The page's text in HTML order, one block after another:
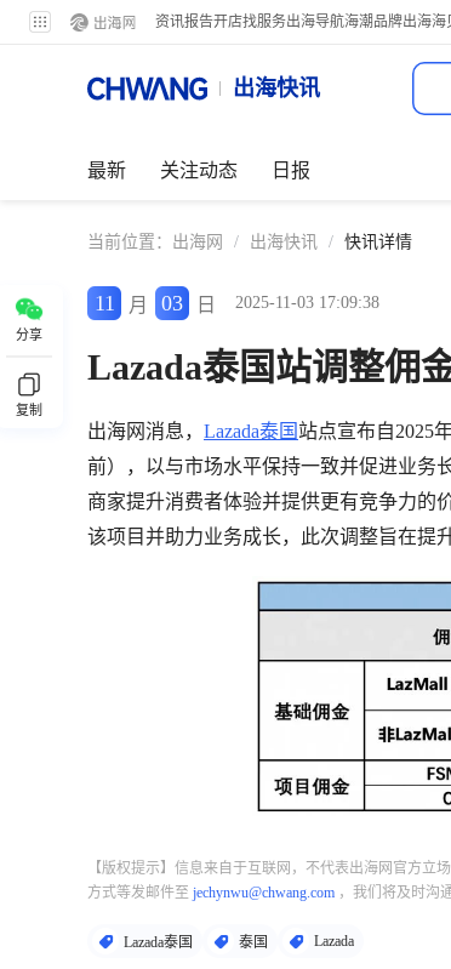
资讯报告开店找服务出海导航海潮品牌出海海
出海快讯
最新 关注动态 日报
当前位置： 出海网 / 出海快讯 / 快讯详情
分享
复制
11 月 03 日 2025-11-03 17:09:38
Lazada泰国站调整佣
出海网消息， Lazada泰国 站点宣布自2025
前），以与市场水平保持一致并促进业务
商家提升消费者体验并提供更有竞争力的
该项目并助力业务成长，此次调整旨在提
【版权提示】信息来自于互联网，不代表出海网官方
方式等发邮件至 jechynwu@chwang.com ，我们将及时沟
Lazada泰国 泰国 Lazada